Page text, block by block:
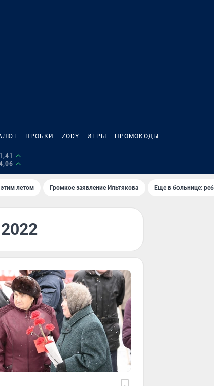
ПРОБКИ ZODY ИГРЫ ПРОМОКОДЫ
этим летом Громкое заявление Ильтякова Еще в больнице: